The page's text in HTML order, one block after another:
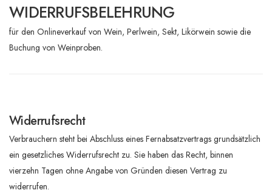
WIDERRUFSBELEHRUNG
für den Onlineverkauf von Wein, Perlwein, Sekt, Likörwein sowie die
Buchung von Weinproben.
Widerrufsrecht
Verbrauchern steht bei Abschluss eines Fernabsatzvertrags grundsätzlich
ein gesetzliches Widerrufsrecht zu. Sie haben das Recht, binnen
vierzehn Tagen ohne Angabe von Gründen diesen Vertrag zu
widerrufen.